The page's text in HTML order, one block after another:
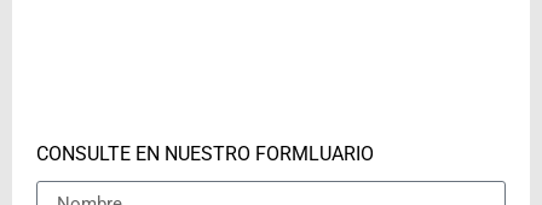
CONSULTE EN NUESTRO FORMLUARIO